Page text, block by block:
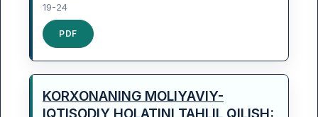
19-24
PDF
KORXONANING MOLIYAVIY-
IQTISODIY HOLATINI TAHLIL QILISH: